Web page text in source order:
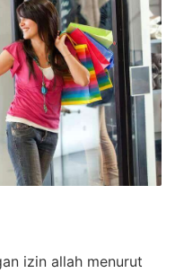
izin allah menurut